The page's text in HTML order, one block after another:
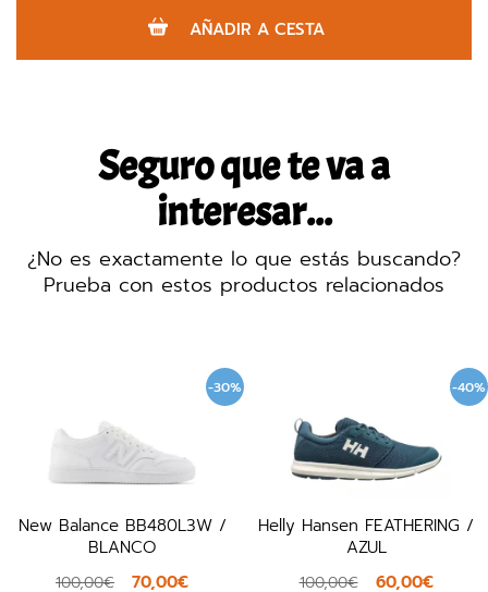
AÑADIR A CESTA
Seguro que te va a
interesar...
¿No es exactamente lo que estás buscando?
Prueba con estos productos relacionados
-30%
New Balance BB480L3W /
BLANCO
100,00€ 70,00€
-40%
Helly Hansen FEATHERING /
AZUL
100,00€ 60,00€